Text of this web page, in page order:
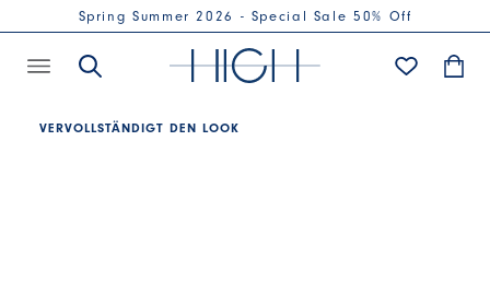
Spring Summer 2026 - Special Sale 50% Off
VERVOLLSTÄNDIGT DEN LOOK